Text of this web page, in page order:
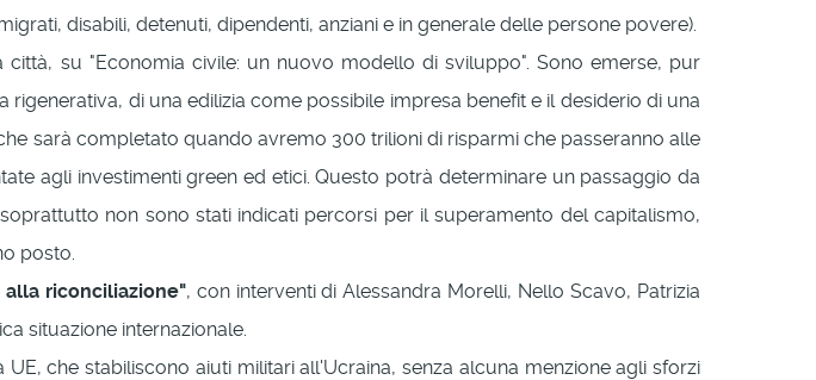
disabili, detenuti, dipendenti, anziani e in generale delle persone povere).
su "Economia civile: un nuovo modello di sviluppo". Sono emerse, pur
di una edilizia come possibile impresa benefit e il desiderio di una
sarà completato quando avremo 300 trilioni di risparmi che passeranno alle
agli investimenti green ed etici. Questo potrà determinare un passaggio da
non sono stati indicati percorsi per il superamento del capitalismo,
posto.
riconciliazione", con interventi di Alessandra Morelli, Nello Scavo, Patrizia
situazione internazionale.
che stabiliscono aiuti militari all'Ucraina, senza alcuna menzione agli sforzi